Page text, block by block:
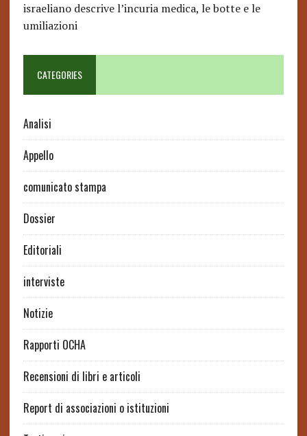
israeliano descrive l’incuria medica, le botte e le
umiliazioni
CATEGORIES
Analisi
Appello
comunicato stampa
Dossier
Editoriali
interviste
Notizie
Rapporti OCHA
Recensioni di libri e articoli
Report di associazioni o istituzioni